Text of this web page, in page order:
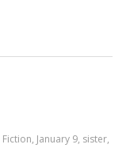
Fiction, January 9, sister,